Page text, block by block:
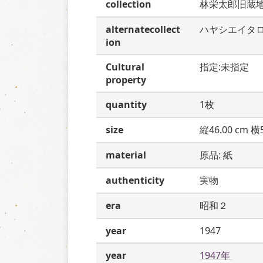
collection
林栄太郎旧蔵
alternatecollect
ion
ハヤシエイタ
Cultural
property
指定:未指定
quantity
1枚
size
縦46.00 cm
material
原品: 紙
authenticity
実物
era
昭和２
year
1947
year
1947年